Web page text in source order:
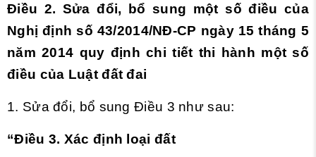
Điều 2. Sửa đổi, bổ sung một số điều của
Nghị định số 43/2014/NĐ-CP ngày 15 tháng 5
năm 2014 quy định chi tiết thi hành một số
điều của Luật đất đai
1. Sửa đổi, bổ sung Điều 3 như sau:
“Điều 3. Xác định loại đất